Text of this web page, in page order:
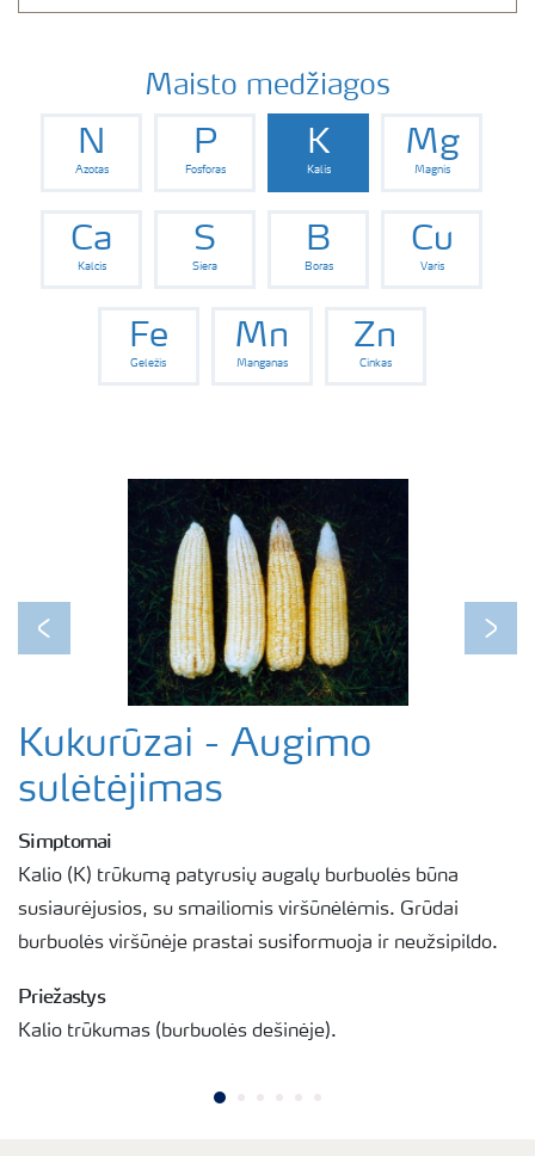
Maisto medžiagos
N
Azotas
P
Fosforas
K
Kalis
Mg
Magnis
Ca
Kalcis
S
Siera
B
Boras
Cu
Varis
Fe
Geležis
Mn
Manganas
Zn
Cinkas
Previous Next
Kukurūzai - Augimo
sulėtėjimas
Simptomai
Kalio (K) trūkumą patyrusių augalų burbuolės būna
susiaurėjusios, su smailiomis viršūnėlėmis. Grūdai
burbuolės viršūnėje prastai susiformuoja ir neužsipildo.
Priežastys
Kalio trūkumas (burbuolės dešinėje).